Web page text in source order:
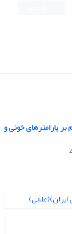
بررسی اثرات سمیتی نانوذرات دی اکسید تیتانیوم بر پارامتر‎های خونی و